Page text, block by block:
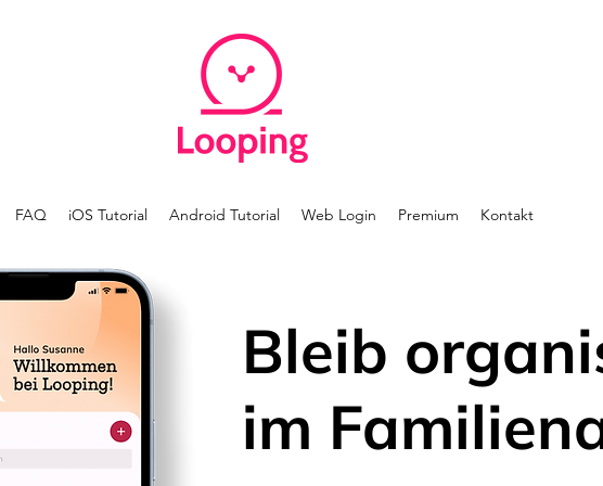
FAQ iOS Tutorial Android Tutorial Web Login Premium Kontakt
Bleib
im